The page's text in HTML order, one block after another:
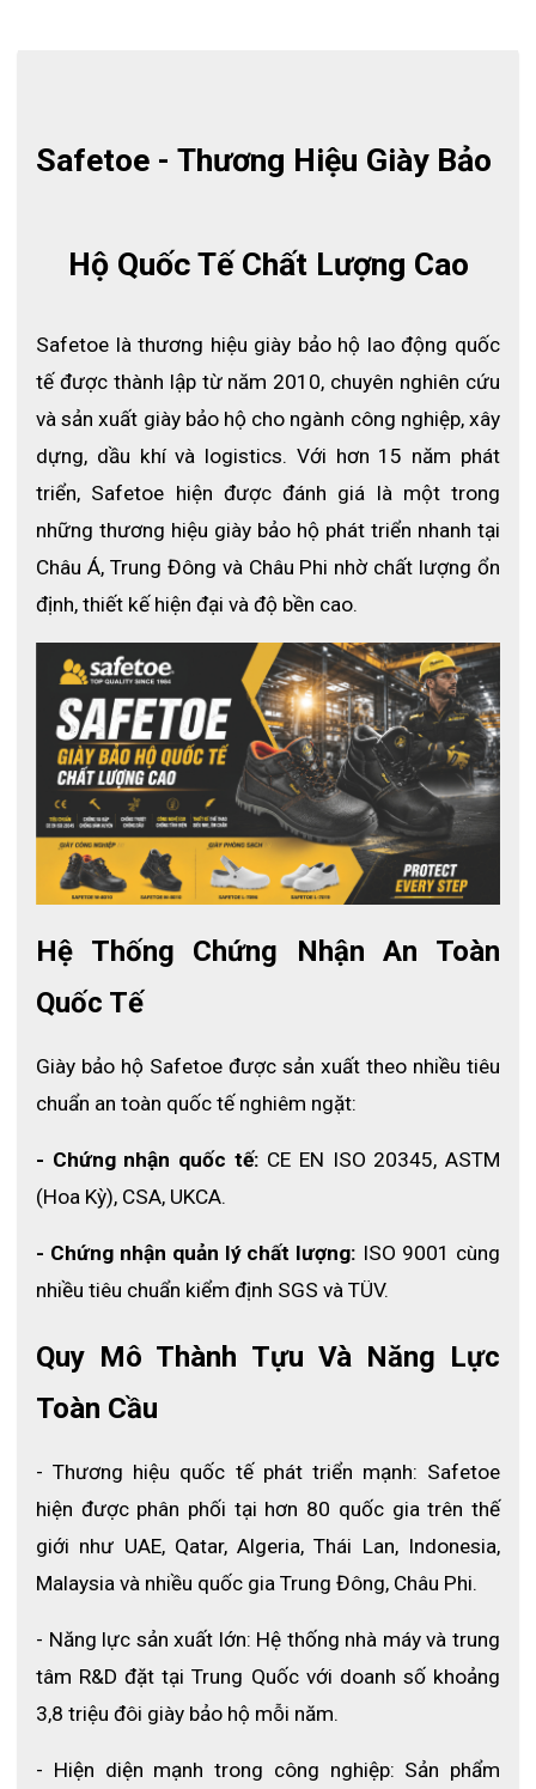
Gót giảm xóc
Tiêu chuẩn chống trượt SRC
Đế giày SafeToe M-8010 đã được test khả năng chống
trượt và được xếp loại chống trượt SRC
Để được xếp loại SRC thì giày bảo hộ phải vượt qua hai
bài test sau:
Bề mặt gạch men có dung dịch xà phòng loãng
Thân giày
Phần thân giày M-8010 được chế tạo từ da bò chất
lượng cao có khả năng chống nước, chống bám bụi. Mặt
khả năng điều chỉnh vừa phải. Cấu trúc dạng lưới
sandwich mesh được gọi là vải thở. So với vải phẳng
khác, khả năng thông thoáng của vải sandwich mesh là
mạnh mẽ hơn, và lưu thông không khí, bề mặt để duy trì
Safetoe - Thương Hiệu Giày Bảo
Hộ Quốc Tế Chất Lượng Cao
Safetoe là thương hiệu giày bảo hộ lao động quốc
tế được thành lập từ năm 2010, chuyên nghiên cứu
và sản xuất giày bảo hộ cho ngành công nghiệp, xây
dựng, dầu khí và logistics. Với hơn 15 năm phát
triển, Safetoe hiện được đánh giá là một trong
những thương hiệu giày bảo hộ phát triển nhanh tại
Châu Á, Trung Đông và Châu Phi nhờ chất lượng ổn
định, thiết kế hiện đại và độ bền cao.
Hệ Thống Chứng Nhận An Toàn
Quốc Tế
Giày bảo hộ Safetoe được sản xuất theo nhiều tiêu
chuẩn an toàn quốc tế nghiêm ngặt:
- Chứng nhận quốc tế: CE EN ISO 20345, ASTM
(Hoa Kỳ), CSA, UKCA.
- Chứng nhận quản lý chất lượng: ISO 9001 cùng
nhiều tiêu chuẩn kiểm định SGS và TÜV.
Quy Mô Thành Tựu Và Năng Lực
Toàn Cầu
- Thương hiệu quốc tế phát triển mạnh: Safetoe
hiện được phân phối tại hơn 80 quốc gia trên thế
giới như UAE, Qatar, Algeria, Thái Lan, Indonesia,
Malaysia và nhiều quốc gia Trung Đông, Châu Phi.
- Năng lực sản xuất lớn: Hệ thống nhà máy và trung
tâm R&D đặt tại Trung Quốc với doanh số khoảng
3,8 triệu đôi giày bảo hộ mỗi năm.
- Hiện diện mạnh trong công nghiệp: Sản phẩm